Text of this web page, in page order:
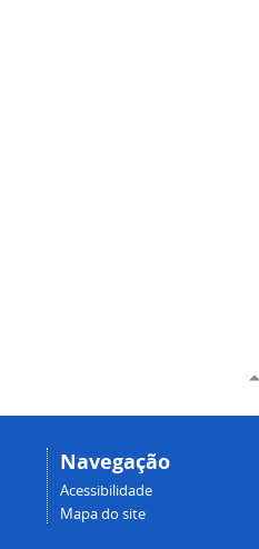
Navegação
Acessibilidade
Mapa do site